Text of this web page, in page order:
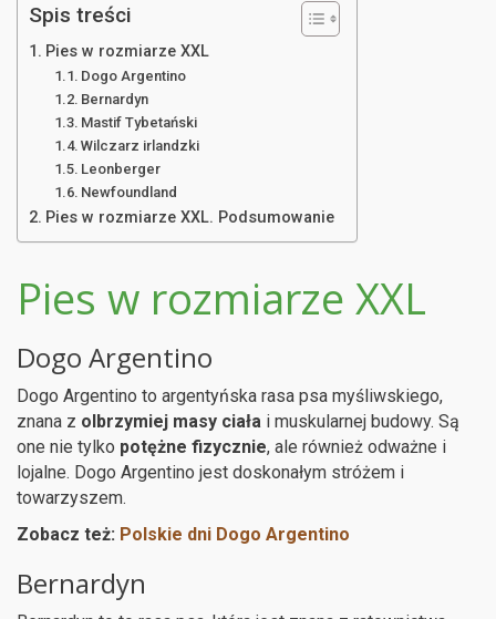
Spis treści
Pies w rozmiarze XXL
Dogo Argentino
Bernardyn
Mastif Tybetański
Wilczarz irlandzki
Leonberger
Newfoundland
Pies w rozmiarze XXL. Podsumowanie
Pies w rozmiarze XXL
Dogo Argentino
Dogo Argentino to argentyńska rasa psa myśliwskiego,
znana z olbrzymiej masy ciała i muskularnej budowy. Są
one nie tylko potężne fizycznie, ale również odważne i
lojalne. Dogo Argentino jest doskonałym stróżem i
towarzyszem.
Zobacz też: Polskie dni Dogo Argentino
Bernardyn